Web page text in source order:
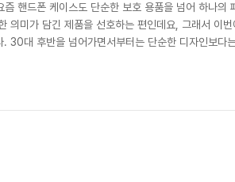
핸드폰 케이스도 단순한 보호 용품을 넘어 하나의
의미가 담긴 제품을 선호하는 편인데요, 그래서 이
. 30대 후반을 넘어가면서부터는 단순한 디자인보다
니, 이 케이스 하나로 기분까지 좋아지더라고요. 우
고급스러운 느낌이 물씬 나죠. 손에 쥐었을 때도